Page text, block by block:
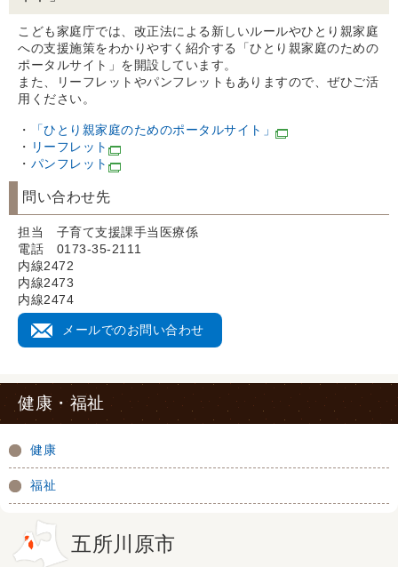
こども家庭庁では、改正法による新しいルールやひとり親家庭
への支援施策をわかりやすく紹介する「ひとり親家庭のための
ポータルサイト」を開設しています。
また、リーフレットやパンフレットもありますので、ぜひご活
用ください。
・
「ひとり親家庭のためのポータルサイト」
・ リーフレット
・ パンフレット
問い合わせ先
担当 子育て支援課手当医療係
電話 0173-35-2111
内線2472
内線2473
内線2474
メールでのお問い合わせ
健康・福祉
健康
福祉
五所川原市